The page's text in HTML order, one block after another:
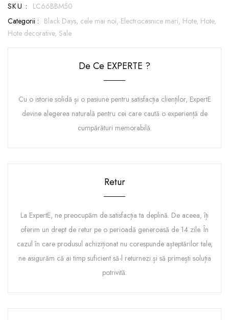
SKU :
LC66BBM50
Categorii : Black Days, cele mai noi, Electrocasnice mari, Hote, Hote,
Hote decorative, Sale
De Ce EXPERTE ?
Cu o istorie solidă și o pasiune pentru satisfacția clienților, ExpertE
devine alegerea naturală pentru cei care caută o experiență de
cumpărături memorabilă.
Retur
La ExpertE, ne preocupăm de satisfacția ta deplină. De aceea, îți
oferim un drept de retur pe o perioadă generoasă de 14 zile. În
cazul în care produsul achiziționat nu corespunde așteptărilor tale,
ne asigurăm că ai timp suficient să-l returnezi și să primești soluția
potrivită.